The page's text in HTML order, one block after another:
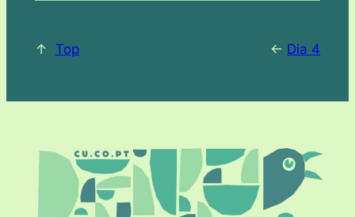
↑ Top <- Dia 4